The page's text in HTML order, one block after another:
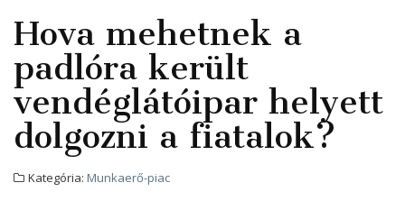
Hova mehetnek a
padlóra került
vendéglátóipar helyett
dolgozni a fiatalok?
Kategória: Munkaerő-piac